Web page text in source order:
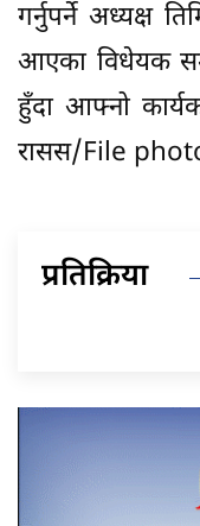
गर्नुपर्ने अध्यक्ष
आएका विधेयक
हुँदा आफ्नो
रासस/File
प्रतिक्रिया